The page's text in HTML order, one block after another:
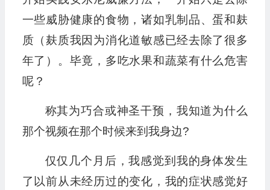
一些威胁健康的食物，诸如乳制品、蛋和麸
质（麸质我因为消化道敏感已经去除了很多
年了）。毕竟，多吃水果和蔬菜有什么危害
呢？
称其为巧合或神圣干预，我知道为什么
那个视频在那个时候来到我身边?
仅仅几个月后，我感觉到我的身体发生
了以前从未经历过的变化，我的症状感觉好